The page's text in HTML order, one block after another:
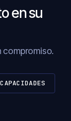
en su
compromiso.